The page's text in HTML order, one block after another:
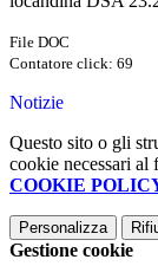
File DOC
Contatore click: 69
Notizie
Questo sito o gli
cookie necessari
COOKIE
Personalizza
Gestione cookie